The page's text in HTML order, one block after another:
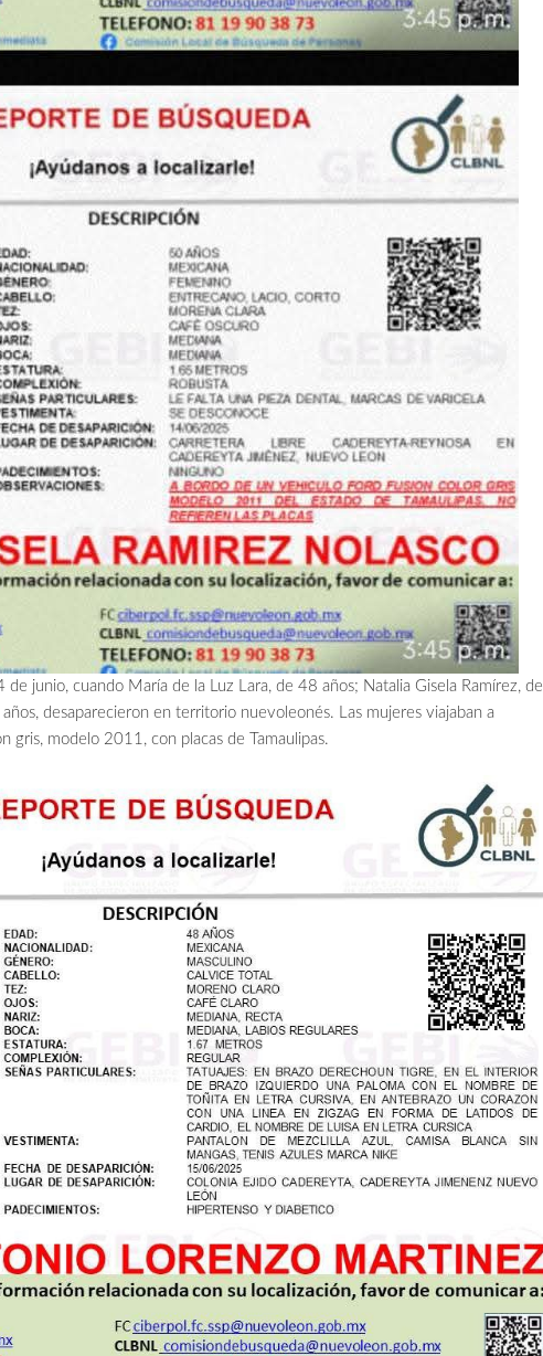
de junio, cuando María de la Luz Lara, de 48 años; Natalia Gisela Ramírez, de
desaparecieron en territorio nuevoleonés. Las mujeres viajaban a
gris, modelo 2011, con placas de Tamaulipas.